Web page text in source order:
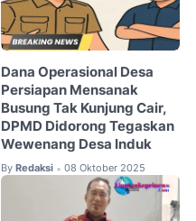
Dana Operasional Desa
Persiapan Mensanak
Busung Tak Kunjung Cair,
DPMD Didorong Tegaskan
Wewenang Desa Induk
By Redaksi • 08 Oktober 2025